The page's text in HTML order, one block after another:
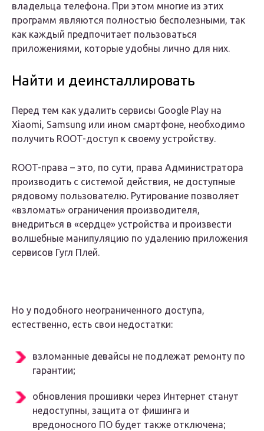
владельца телефона. При этом многие из этих
программ являются полностью бесполезными, так
как каждый предпочитает пользоваться
приложениями, которые удобны лично для них.
Найти и деинсталлировать
Перед тем как удалить сервисы Google Play на
Xiaomi, Samsung или ином смартфоне, необходимо
получить ROOT-доступ к своему устройству.
ROOT-права – это, по сути, права Администратора
производить с системой действия, не доступные
рядовому пользователю. Рутирование позволяет
«взломать» ограничения производителя,
внедриться в «сердце» устройства и произвести
волшебные манипуляцию по удалению приложения
сервисов Гугл Плей.
Но у подобного неограниченного доступа,
естественно, есть свои недостатки:
взломанные девайсы не подлежат ремонту по
гарантии;
обновления прошивки через Интернет станут
недоступны, защита от фишинга и
вредоносного ПО будет также отключена;